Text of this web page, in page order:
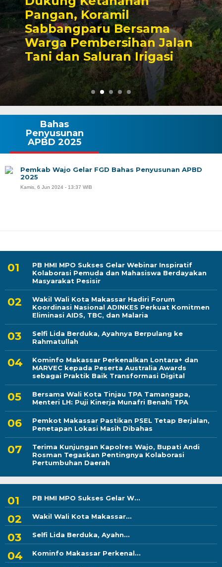
Jalan
Bupati Wajo,
Komitmen
Kamtibmas dan
Pembangunan
PB HMI MPO Sukses Gelar Webinar Inspiratif
Kolaborasi Pemuda dan Mahasiswa Berdayakan
Masyarakat Pesisir
Wakil Wali Kota Makassar Hadiri Forum
Koordinasi Nasional ADINKES Perkuat Komitmen
Eliminasi AIDS, TBC, dan Malaria
Selfi Lida Berduka, Ayahnya Berpulang ke
Rahmatullah
Kominfo Makassar Perkenalkan Lontara+ dan
MARVEC kepada Peserta Australia Awards
sebagai Praktik Baik Transformasi Digital
Bersama Wali Kota Tinjau TPA Tamangapa,
Menteri LH: Puji Kinerja Munafri Benahi TPA
Pemkot Makassar Pastikan PSEL Tetap Berjalan,
Penetapan Lokasi Masih Dibahas
Terima Kunjungan Kapolres Wajo, Bupati Andi
Rosman Tegaskan Pentingnya Kolaborasi
Pertumbuhan Daerah
PB HMI MPO Sukses Gelar W...
Wakil Wali Kota Makassar...
Selfi Lida Berduka, Ayahn...
Kominfo Makassar Perkenal...
Bahas
Penyusunan
APBD 2025
Pemkab Wajo Gelar FGD Bahas Penyusunan APBD
2025
Kamis, 6 Jun 2024 - 13:37 WIB